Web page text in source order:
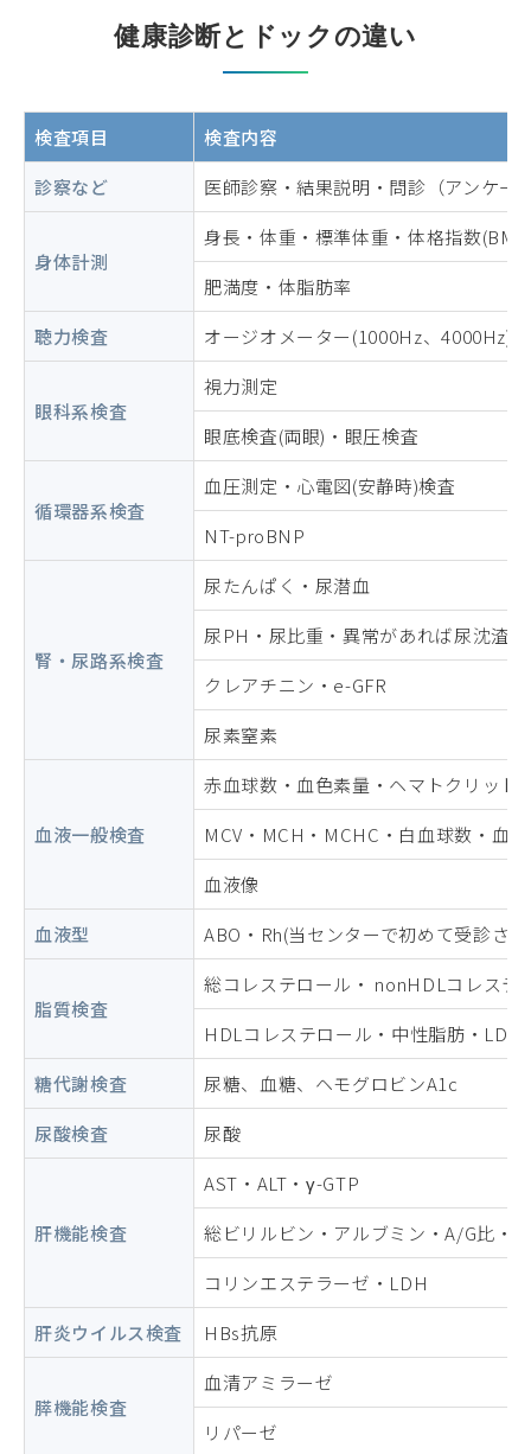
健康診断とドックの違い
検査項目
検査内容
診察など
医師診察・結果説明・問診（アンケー
身体計測
身長・体重・標準体重・体格指数
肥満度・体脂肪率
聴力検査
オージオメーター(1000Hz、4000Hz)
眼科系検査
視力測定
眼底検査(両眼)・眼圧検査
循環器系検査
血圧測定・心電図(安静時)検査
NT-proBNP
腎・尿路系検査
尿たんぱく・尿潜血
尿PH・尿比重・異常があれば尿沈渣
クレアチニン・e-GFR
尿素窒素
血液一般検査
赤血球数・血色素量・ヘマトクリット
MCV・MCH・MCHC・白血球数・血
血液像
血液型
ABO・Rh(当センターで初めて受診さ
脂質検査
総コレステロール・ nonHDLコレステ
HDLコレステロール・中性脂肪・LDL
糖代謝検査
尿糖、血糖、ヘモグロビンA1c
尿酸検査
尿酸
肝機能検査
AST・ALT・γ-GTP
総ビリルビン・アルブミン・A/G比・
コリンエステラーゼ・LDH
肝炎ウイルス検査
HBs抗原
膵機能検査
血清アミラーゼ
リパーゼ